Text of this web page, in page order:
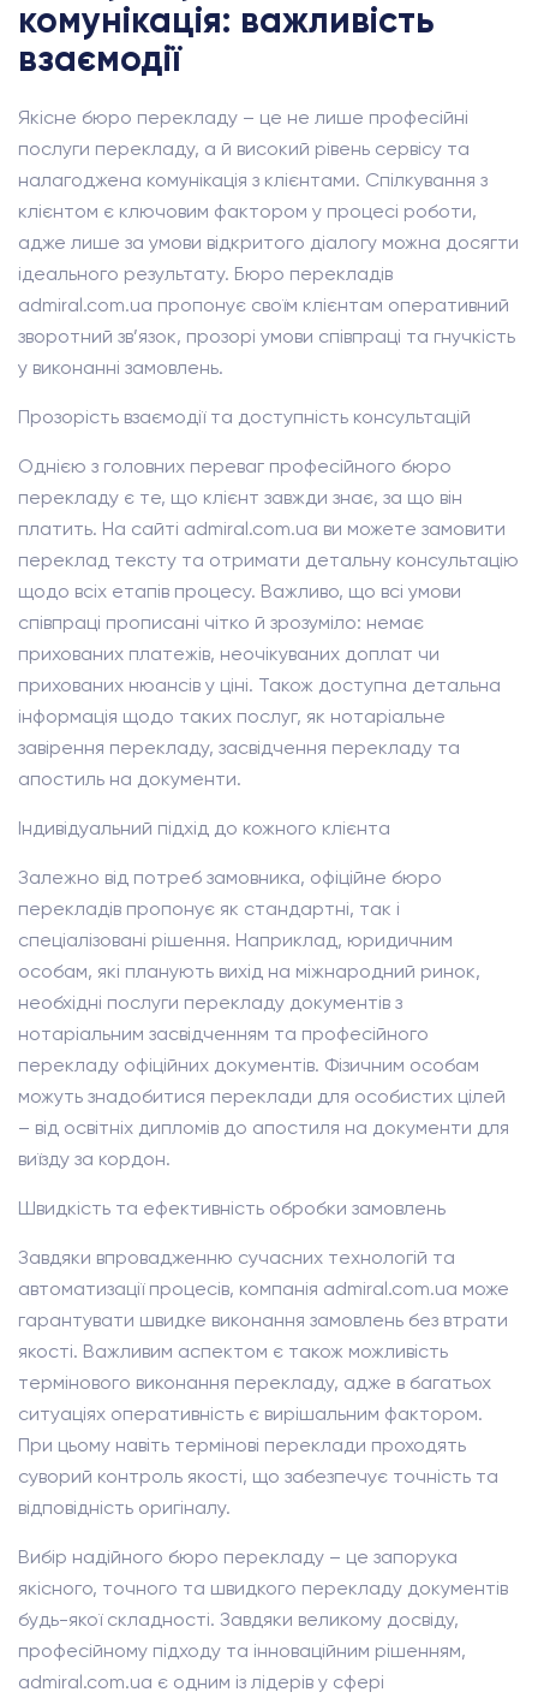
комунікація: важливість
взаємодії
Якісне бюро перекладу – це не лише професійні
послуги перекладу, а й високий рівень сервісу та
налагоджена комунікація з клієнтами. Спілкування з
клієнтом є ключовим фактором у процесі роботи,
адже лише за умови відкритого діалогу можна досягти
ідеального результату. Бюро перекладів
admiral.com.ua пропонує своїм клієнтам оперативний
зворотний зв’язок, прозорі умови співпраці та гнучкість
у виконанні замовлень.
Прозорість взаємодії та доступність консультацій
Однією з головних переваг професійного бюро
перекладу є те, що клієнт завжди знає, за що він
платить. На сайті admiral.com.ua ви можете замовити
переклад тексту та отримати детальну консультацію
щодо всіх етапів процесу. Важливо, що всі умови
співпраці прописані чітко й зрозуміло: немає
прихованих платежів, неочікуваних доплат чи
прихованих нюансів у ціні. Також доступна детальна
інформація щодо таких послуг, як нотаріальне
завірення перекладу, засвідчення перекладу та
апостиль на документи.
Індивідуальний підхід до кожного клієнта
Залежно від потреб замовника, офіційне бюро
перекладів пропонує як стандартні, так і
спеціалізовані рішення. Наприклад, юридичним
особам, які планують вихід на міжнародний ринок,
необхідні послуги перекладу документів з
нотаріальним засвідченням та професійного
перекладу офіційних документів. Фізичним особам
можуть знадобитися переклади для особистих цілей
– від освітніх дипломів до апостиля на документи для
виїзду за кордон.
Швидкість та ефективність обробки замовлень
Завдяки впровадженню сучасних технологій та
автоматизації процесів, компанія admiral.com.ua може
гарантувати швидке виконання замовлень без втрати
якості. Важливим аспектом є також можливість
термінового виконання перекладу, адже в багатьох
ситуаціях оперативність є вирішальним фактором.
При цьому навіть термінові переклади проходять
суворий контроль якості, що забезпечує точність та
відповідність оригіналу.
Вибір надійного бюро перекладу – це запорука
якісного, точного та швидкого перекладу документів
будь-якої складності. Завдяки великому досвіду,
професійному підходу та інноваційним рішенням,
admiral.com.ua є одним із лідерів у сфері